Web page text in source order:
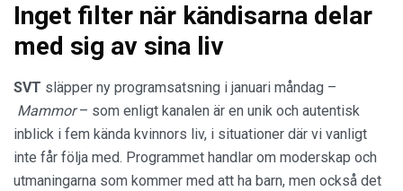
Inget filter när kändisarna delar
med sig av sina liv
SVT släpper ny programsatsning i januari måndag –
Mammor– som enligt kanalen är en unik och autentisk
inblick i fem kända kvinnors liv, i situationer där vi vanligt
inte får följa med. Programmet handlar om moderskap och
utmaningarna som kommer med att ha barn, men också det